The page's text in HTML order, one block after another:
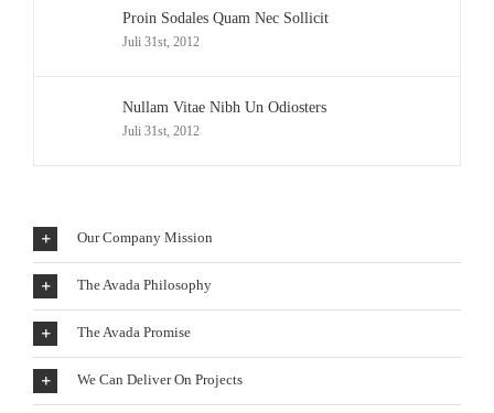
Proin Sodales Quam Nec Sollicit
Juli 31st, 2012
Nullam Vitae Nibh Un Odiosters
Juli 31st, 2012
Our Company Mission
The Avada Philosophy
The Avada Promise
We Can Deliver On Projects